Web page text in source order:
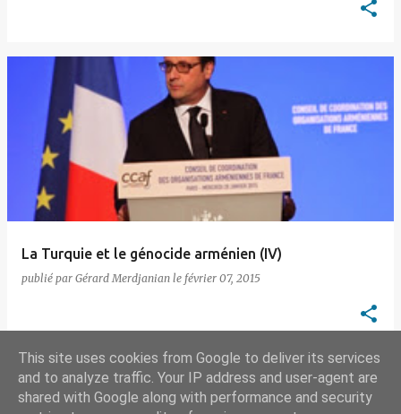
La Turquie et le génocide arménien (IV)
publié par Gérard Merdjanian le février 07, 2015
AUTRES ARTICLES
This site uses cookies from Google to deliver its services
and to analyze traffic. Your IP address and user-agent are
shared with Google along with performance and security